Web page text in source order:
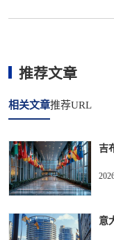
推荐文章
相关文章推荐URL
吉
意